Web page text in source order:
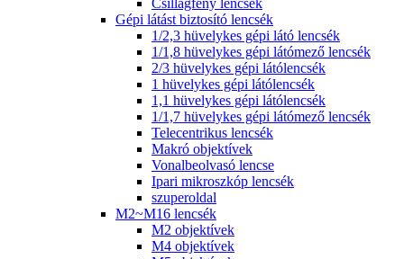
Csillagfény lencsék
Gépi látást biztosító lencsék
1/2,3 hüvelykes gépi látó lencsék
1/1,8 hüvelykes gépi látómező lencsék
2/3 hüvelykes gépi látólencsék
1 hüvelykes gépi látólencsék
1,1 hüvelykes gépi látólencsék
1/1,7 hüvelykes gépi látómező lencsék
Telecentrikus lencsék
Makró objektívek
Vonalbeolvasó lencse
Ipari mikroszkóp lencsék
szuperoldal
M2~M16 lencsék
M2 objektívek
M4 objektívek